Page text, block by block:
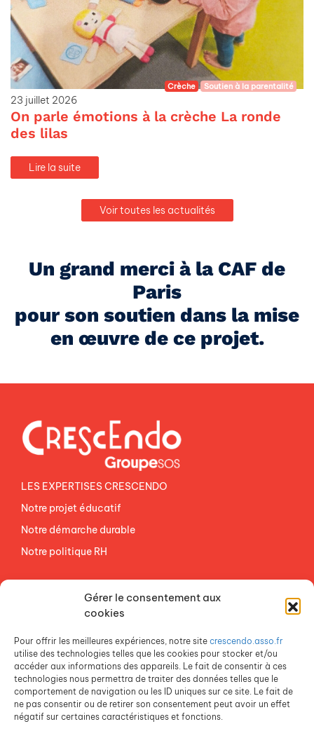
Gérer le consentement aux
cookies
Pour offrir les meilleures expériences, notre site crescendo.asso.fr
utilise des technologies telles que les cookies pour stocker et/ou
accéder aux informations des appareils. Le fait de consentir à ces
technologies nous permettra de traiter des données telles que le
comportement de navigation ou les ID uniques sur ce site. Le fait de
ne pas consentir ou de retirer son consentement peut avoir un effet
négatif sur certaines caractéristiques et fonctions.
Crèche Soutien à la parentalité
23 juillet 2026
On parle émotions à la crèche La ronde
des lilas
Lire la suite
Voir toutes les actualités
Un grand merci à la CAF de
Paris
pour son soutien dans la mise
en œuvre de ce projet.
LES EXPERTISES CRESCENDO
Notre projet éducatif
Notre démarche durable
Notre politique RH
ESPACE PRESSE